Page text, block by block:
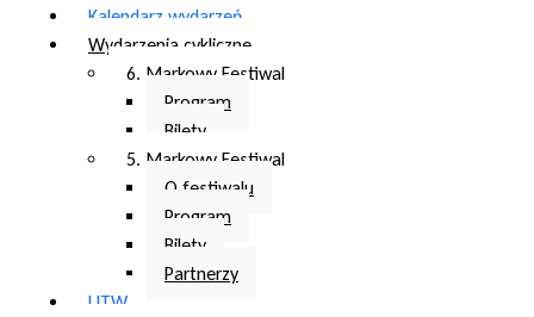
Kalendarz wydarzeń
Wydarzenia cykliczne
6. Markowy Festiwal
Program
Bilety
5. Markowy Festiwal
O festiwalu
Program
Bilety
Partnerzy
UTW